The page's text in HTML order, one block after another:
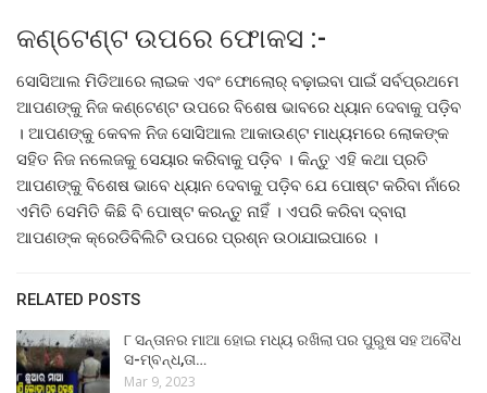
କଣ୍ଟେଣ୍ଟ ଉପରେ ଫୋକସ :-
ସୋସିଆଲ ମିଡିଆରେ ଲାଇକ ଏବଂ ଫୋଲୋର୍ ବଢ଼ାଇବା ପାଇଁ ସର୍ବପ୍ରଥମେ
ଆପଣଙ୍କୁ ନିଜ କଣ୍ଟେଣ୍ଟ ଉପରେ ବିଶେଷ ଭାବରେ ଧ୍ୟାନ ଦେବାକୁ ପଡ଼ିବ
। ଆପଣଙ୍କୁ କେବଳ ନିଜ ସୋସିଆଲ ଆକାଉଣ୍ଟ ମାଧ୍ୟମରେ ଲୋକଙ୍କ
ସହିତ ନିଜ ନଲେଜକୁ ସେୟାର କରିବାକୁ ପଡ଼ିବ । କିନ୍ତୁ ଏହି କଥା ପ୍ରତି
ଆପଣଙ୍କୁ ବିଶେଷ ଭାବେ ଧ୍ୟାନ ଦେବାକୁ ପଡ଼ିବ ଯେ ପୋଷ୍ଟ କରିବା ନାଁରେ
ଏମିତି ସେମିତି କିଛି ବି ପୋଷ୍ଟ କରନ୍ତୁ ନାହିଁ । ଏପରି କରିବା ଦ୍ବାରା
ଆପଣଙ୍କ କ୍ରେଡିବିଲିଟି ଉପରେ ପ୍ରଶ୍ନ ଉଠାଯାଇପାରେ ।
RELATED POSTS
୮ ସନ୍ତାନର ମାଆ ହୋଇ ମଧ୍ୟ ରଖିଲା ପର ପୁରୁଷ ସହ ଅବୈଧ
ସ-ମ୍ବନ୍ଧ,ତା…
Mar 9, 2023